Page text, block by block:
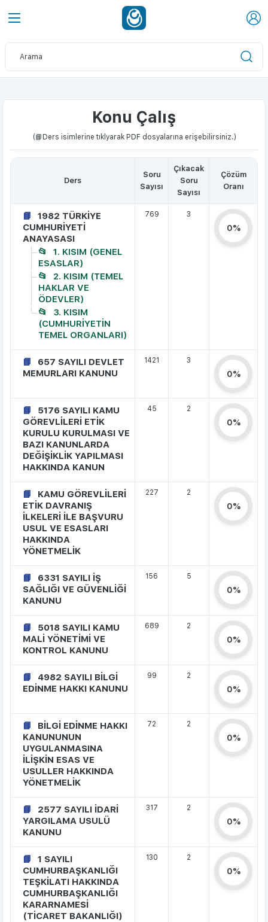
Konu Çalış
(📘Ders isimlerine tıklyarak PDF dosyalarına erişebilirsiniz.)
Ders
Soru
Sayısı
Çıkacak
Soru
Sayısı
Çözüm
Oranı
1982 TÜRKİYE
CUMHURİYETİ
ANAYASASI
1. KISIM (GENEL
ESASLAR)
2. KISIM (TEMEL
HAKLAR VE
ÖDEVLER)
3. KISIM
(CUMHURİYETİN
TEMEL ORGANLARI)
769 3
0%
657 SAYILI DEVLET
MEMURLARI KANUNU
1421 3
0%
5176 SAYILI KAMU
GÖREVLİLERİ ETİK
KURULU KURULMASI VE
BAZI KANUNLARDA
DEĞİŞİKLİK YAPILMASI
HAKKINDA KANUN
45 2
0%
KAMU GÖREVLİLERİ
ETİK DAVRANIŞ
İLKELERİ İLE BAŞVURU
USUL VE ESASLARI
HAKKINDA
YÖNETMELİK
227 2
0%
6331 SAYILI İŞ
SAĞLIĞI VE GÜVENLİĞİ
KANUNU
156 5
0%
5018 SAYILI KAMU
MALİ YÖNETİMİ VE
KONTROL KANUNU
689 2
0%
4982 SAYILI BİLGİ
EDİNME HAKKI KANUNU
99 2
0%
BİLGİ EDİNME HAKKI
KANUNUNUN
UYGULANMASINA
İLİŞKİN ESAS VE
USULLER HAKKINDA
YÖNETMELİK
72 2
0%
2577 SAYILI İDARİ
YARGILAMA USULÜ
KANUNU
317 2
0%
1 SAYILI
CUMHURBAŞKANLIĞI
TEŞKİLATI HAKKINDA
CUMHURBAŞKANLIĞI
KARARNAMESİ
(TİCARET BAKANLIĞI)
130 2
0%